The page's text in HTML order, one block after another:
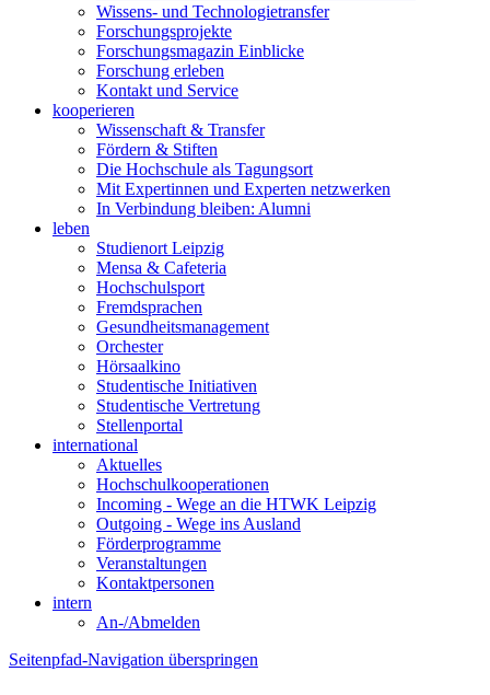
Wissens- und Technologietransfer
Forschungsprojekte
Forschungsmagazin Einblicke
Forschung erleben
Kontakt und Service
kooperieren
Wissenschaft & Transfer
Fördern & Stiften
Die Hochschule als Tagungsort
Mit Expertinnen und Experten netzwerken
In Verbindung bleiben: Alumni
leben
Studienort Leipzig
Mensa & Cafeteria
Hochschulsport
Fremdsprachen
Gesundheitsmanagement
Orchester
Hörsaalkino
Studentische Initiativen
Studentische Vertretung
Stellenportal
international
Aktuelles
Hochschulkooperationen
Incoming - Wege an die HTWK Leipzig
Outgoing - Wege ins Ausland
Förderprogramme
Veranstaltungen
Kontaktpersonen
intern
An-/Abmelden
Seitenpfad-Navigation überspringen